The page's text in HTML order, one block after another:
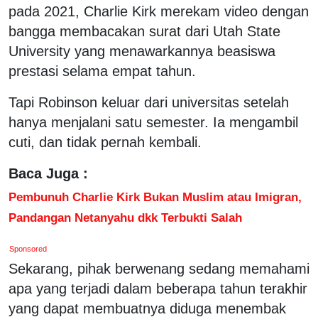
pada 2021, Charlie Kirk merekam video dengan
bangga membacakan surat dari Utah State
University yang menawarkannya beasiswa
prestasi selama empat tahun.
Tapi Robinson keluar dari universitas setelah
hanya menjalani satu semester. Ia mengambil
cuti, dan tidak pernah kembali.
Baca Juga :
Pembunuh Charlie Kirk Bukan Muslim atau Imigran,
Pandangan Netanyahu dkk Terbukti Salah
Sponsored
Sekarang, pihak berwenang sedang memahami
apa yang terjadi dalam beberapa tahun terakhir
yang dapat membuatnya diduga menembak